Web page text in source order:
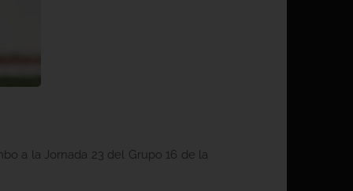
a la Jornada 23 del Grupo 16 de la